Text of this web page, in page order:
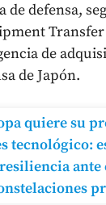
de defensa,
de
de Japón.
quiere su
tecnológico:
ante